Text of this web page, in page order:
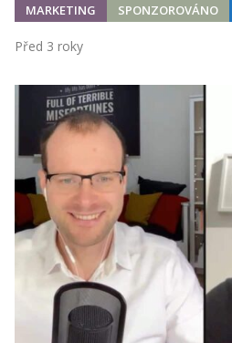
MARKETING SPONZOROVÁNO
Před 3 roky